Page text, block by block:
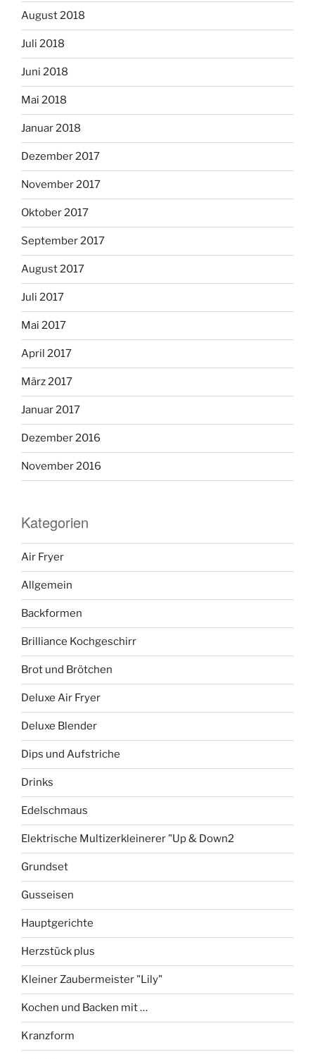
August 2018
Juli 2018
Juni 2018
Mai 2018
Januar 2018
Dezember 2017
November 2017
Oktober 2017
September 2017
August 2017
Juli 2017
Mai 2017
April 2017
März 2017
Januar 2017
Dezember 2016
November 2016
Kategorien
Air Fryer
Allgemein
Backformen
Brilliance Kochgeschirr
Brot und Brötchen
Deluxe Air Fryer
Deluxe Blender
Dips und Aufstriche
Drinks
Edelschmaus
Elektrische Multizerkleinerer "Up & Down2
Grundset
Gusseisen
Hauptgerichte
Herzstück plus
Kleiner Zaubermeister "Lily"
Kochen und Backen mit …
Kranzform